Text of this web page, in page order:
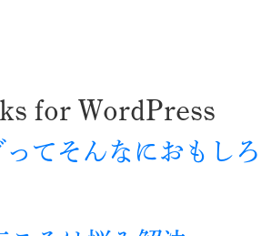
for WordPress
てそんなにおもしろ